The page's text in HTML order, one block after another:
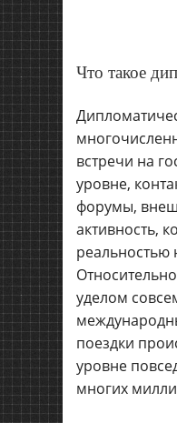
Что такое
встречи на
уровне,
форумы,
активность,
уделом
поездки
уровне
многих